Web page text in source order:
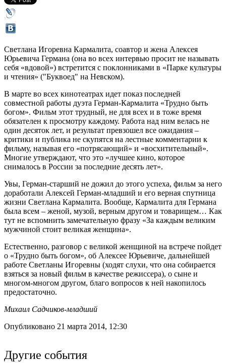
Светлана Игоревна Кармалита, соавтор и жена Алексея
Юрьевича Германа (она во всех интервью просит не называть
себя «вдовой») встретится с поклонниками в «Парке культуры
и чтения» ("Буквоед" на Невском).
В марте во всех кинотеатрах идет показ последней
совместной работы дуэта Герман-Кармалита «Трудно быть
богом». Фильм этот трудный, не для всех и в тоже время
обязателен к просмотру каждому. Работа над ним велась не
один десяток лет, и результат превзошел все ожидания –
критики и публика не скупятся на лестные комментарии к
фильму, называя его «потрясающий» и «восхитительный».
Многие утверждают, что это «лучшее кино, которое
снималось в России за последние десять лет».
Увы, Герман-старший не дожил до этого успеха, фильм за него
доработали Алексей Герман-младший и его верная спутница
жизни Светлана Кармалита. Вообще, Кармалита для Германа
была всем – женой, музой, верным другом и товарищем… Как
тут не вспомнить замечательную фразу «За каждым великим
мужчиной стоит великая женщина».
Естественно, разговор с великой женщиной на встрече пойдет
о «Трудно быть богом», об Алексее Юрьевиче, дальнейшей
работе Светланы Игоревны (ходят слухи, что она собирается
взяться за новый фильм в качестве режиссера), о сыне и
многом-многом другом, благо вопросов к ней накопилось
предостаточно.
Михаил Садчиков-младший
Опубликовано 21 марта 2014, 12:30
Другие события